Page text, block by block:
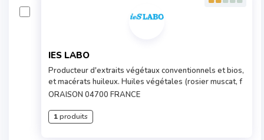
IES LABO
Producteur d'extraits végétaux conventionnels et bios,
et macérats huileux. Huiles végétales (rosier muscat, f
ORAISON 04700 FRANCE
1produits